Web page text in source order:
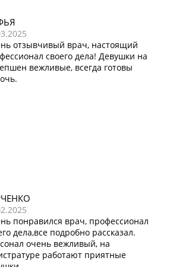
отзывчивый врач, настоящий
своего дела! Девушки на
вежливые, всегда готовы
понравился врач, профессионал
дела,все подробно рассказал.
очень вежливый, на
работают приятные